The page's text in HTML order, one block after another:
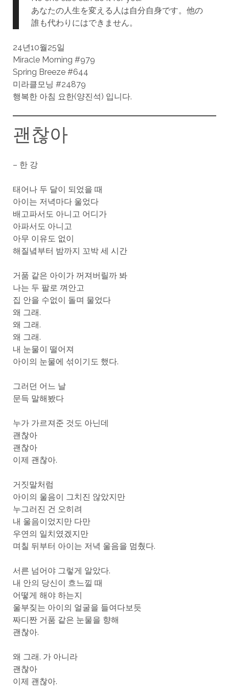
あなたの人生を変える人は自分自身です。他の
誰も代わりにはできません。
24년10월25일
Miracle Morning #979
Spring Breeze #644
미라클모닝 #24879
행복한 아침 요한(양진석) 입니다.
괜찮아
– 한 강
태어나 두 달이 되었을 때
아이는 저녁마다 울었다
배고파서도 아니고 어디가
아파서도 아니고
아무 이유도 없이
해질녘부터 밤까지 꼬박 세 시간
거품 같은 아이가 꺼져버릴까 봐
나는 두 팔로 껴안고
집 안을 수없이 돌며 물었다
왜 그래.
왜 그래.
왜 그래.
내 눈물이 떨어져
아이의 눈물에 섞이기도 했다.
그러던 어느 날
문득 말해봤다
누가 가르져준 것도 아닌데
괜찮아
괜찮아
이제 괜찮아.
거짓말처럼
아이의 울음이 그치진 않았지만
누그러진 건 오히려
내 울음이었지만 다만
우연의 일치였겠지만
며칠 뒤부터 아이는 저녁 울음을 멈췄다.
서른 넘어야 그렇게 알았다.
내 안의 당신이 흐느낄 때
어떻게 해야 하는지
울부짖는 아이의 얼굴을 들여다보듯
짜디짠 거품 같은 눈물을 향해
괜찮아.
왜 그래. 가 아니라
괜찮아
이제 괜찮아.